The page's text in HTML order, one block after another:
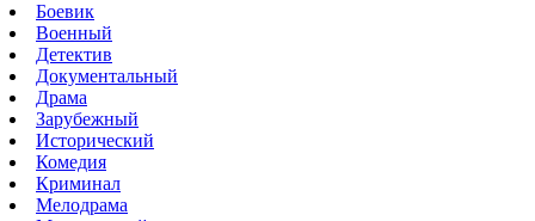
Боевик
Военный
Детектив
Документальный
Драма
Зарубежный
Исторический
Комедия
Криминал
Мелодрама